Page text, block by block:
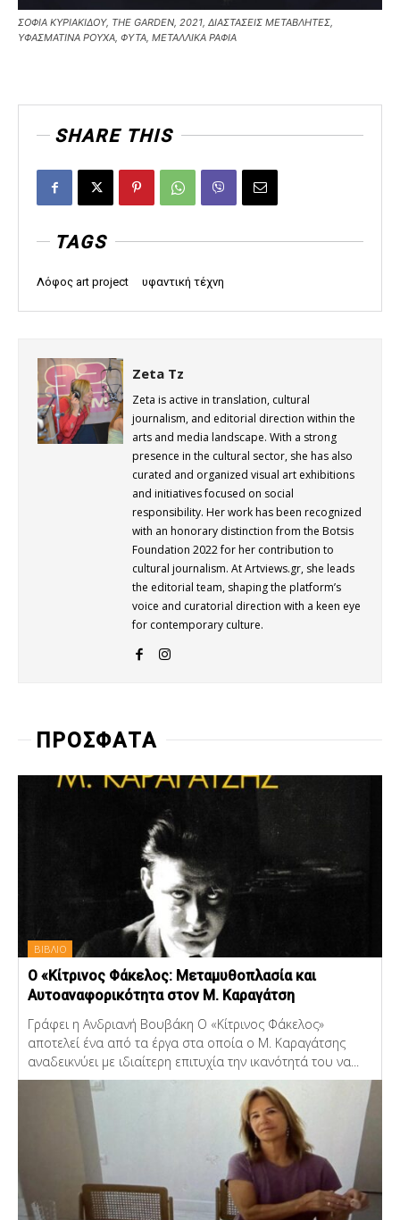
ΣΟΦΙΑ ΚΥΡΙΑΚΙΔΟΥ, THE GARDEN, 2021, ΔΙΑΣΤΑΣΕΙΣ ΜΕΤΑΒΛΗΤΕΣ,
ΥΦΑΣΜΑΤΙΝΑ ΡΟΥΧΑ, ΦΥΤΑ, ΜΕΤΑΛΛΙΚΑ ΡΑΦΙΑ
SHARE THIS
TAGS
Λόφος art project υφαντική τέχνη
Zeta Tz
Zeta is active in translation, cultural
journalism, and editorial direction within the
arts and media landscape. With a strong
presence in the cultural sector, she has also
curated and organized visual art exhibitions
and initiatives focused on social
responsibility. Her work has been recognized
with an honorary distinction from the Botsis
Foundation 2022 for her contribution to
cultural journalism. At Artviews.gr, she leads
the editorial team, shaping the platform’s
voice and curatorial direction with a keen eye
for contemporary culture.
ΠΡΟΣΦΑΤΑ
ΒΙΒΛΙΟ
Ο «Κίτρινος Φάκελος: Μεταμυθοπλασία και
Αυτοαναφορικότητα στον Μ. Καραγάτση
Γράφει η Ανδριανή Βουβάκη Ο «Κίτρινος Φάκελος»
αποτελεί ένα από τα έργα στα οποία ο Μ. Καραγάτσης
αναδεικνύει με ιδιαίτερη επιτυχία την ικανότητά του να...